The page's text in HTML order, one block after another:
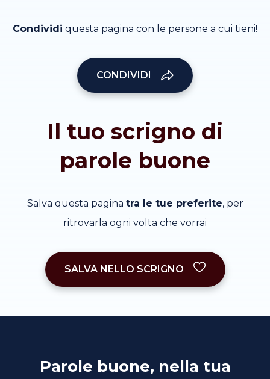
Condividi questa pagina con le persone a cui tieni!
CONDIVIDI
Il tuo scrigno di
parole buone
Salva questa pagina tra le tue preferite, per
ritrovarla ogni volta che vorrai
SALVA NELLO SCRIGNO
Parole buone, nella tua